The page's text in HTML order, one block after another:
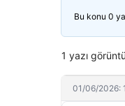
Bu konu 0
1 yazı
01/06/2026: